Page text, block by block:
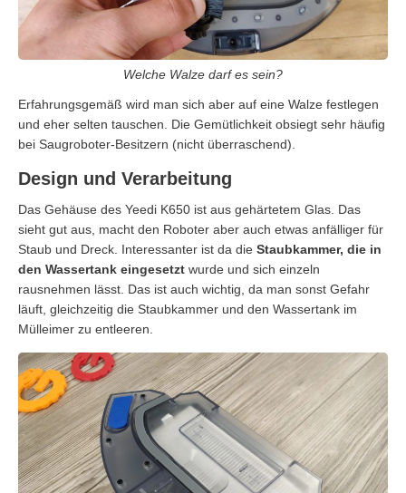
Welche Walze darf es sein?
Erfahrungsgemäß wird man sich aber auf eine Walze festlegen
und eher selten tauschen. Die Gemütlichkeit obsiegt sehr häufig
bei Saugroboter-Besitzern (nicht überraschend).
Design und Verarbeitung
Das Gehäuse des Yeedi K650 ist aus gehärtetem Glas. Das
sieht gut aus, macht den Roboter aber auch etwas anfälliger für
Staub und Dreck. Interessanter ist da die Staubkammer, die in
den Wassertank eingesetzt wurde und sich einzeln
rausnehmen lässt. Das ist auch wichtig, da man sonst Gefahr
läuft, gleichzeitig die Staubkammer und den Wassertank im
Mülleimer zu entleeren.